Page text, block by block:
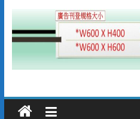
中正地下道
利局:請用路